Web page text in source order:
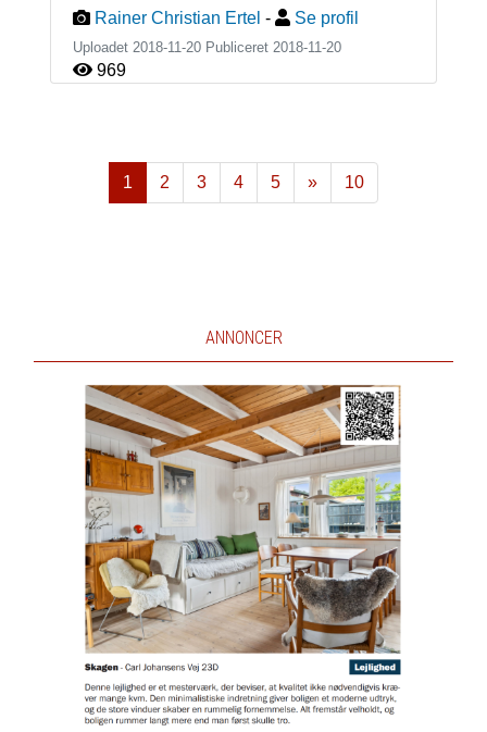
Rainer Christian Ertel - Se profil
Uploadet 2018-11-20 Publiceret 2018-11-20
969
1 2 3 4 5
»
Næste
10
ANNONCER